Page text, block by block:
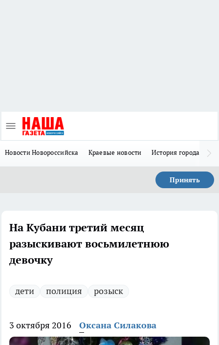
Новости Новороссийска Краевые новости История города Н
Принять
На Кубани третий месяц
разыскивают восьмилетнюю
девочку
дети полиция розыск
3 октября 2016 Оксана Силакова